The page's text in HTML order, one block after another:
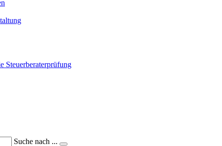
Steuerberater­prüfung
Suche nach ...